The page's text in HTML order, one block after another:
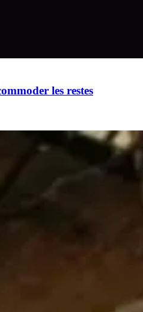
les restes